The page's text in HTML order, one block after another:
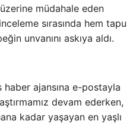
müdahale eden
sırasında hem tapu
unvanını askıya aldı.
ajansına e-postayla
devam ederken,
kadar yaşayan en yaşlı